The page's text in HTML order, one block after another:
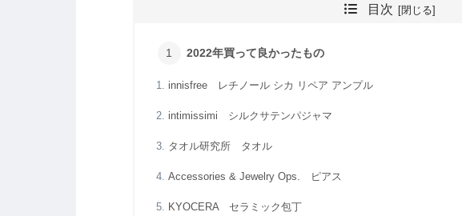
目次
2022年買って良かったもの
innisfree レチノール シカ リペア アンプル
intimissimi シルクサテンパジャマ
タオル研究所 タオル
Accessories & Jewelry Ops. ピアス
KYOCERA セラミック包丁